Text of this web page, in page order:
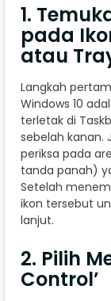
1.
pada
atau
Langkah
Windows 10
terletak di
sebelah kanan.
periksa pada
tanda panah)
Setelah
ikon tersebut
lanjut.
2. Pilih
Control’